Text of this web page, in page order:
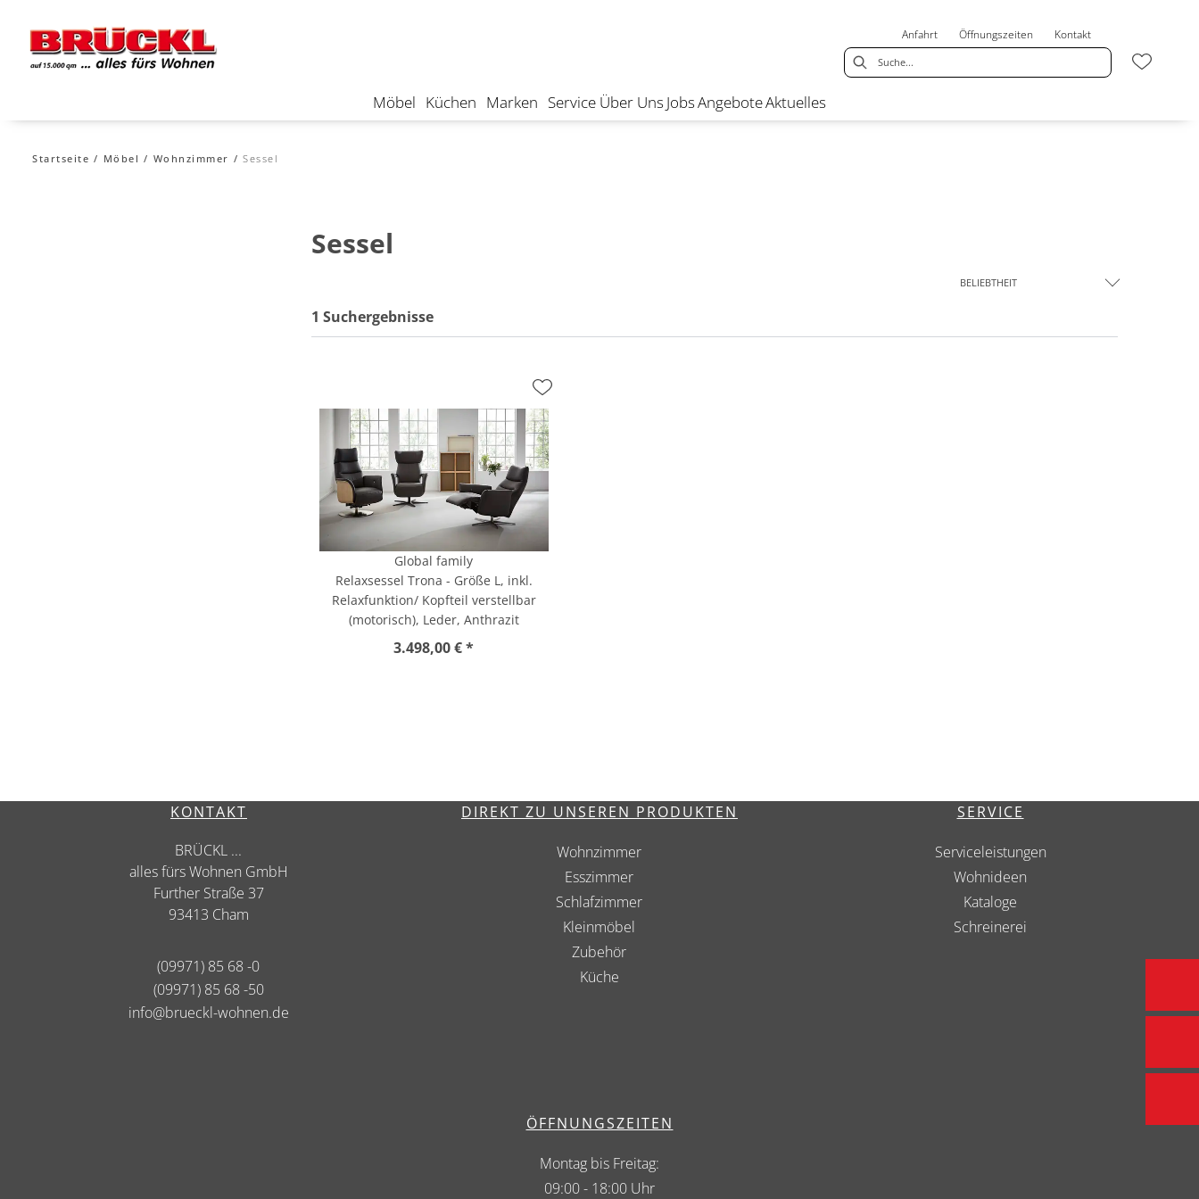
Anfahrt Öffnungszeiten Kontakt
Möbel Küchen Marken Service Über UnsJobsAngeboteAktuelles
Startseite Möbel Wohnzimmer Sessel
Sessel
BELIEBTHEIT
1 Suchergebnisse
Global family
Relaxsessel Trona - Größe L, inkl.
Relaxfunktion/ Kopfteil verstellbar
(motorisch), Leder, Anthrazit
3.498,00 € *
KONTAKT
BRÜCKL ...
alles fürs Wohnen GmbH
Further Straße 37
93413 Cham
(09971) 85 68 -0
(09971) 85 68 -50
info@brueckl-wohnen.de
DIREKT ZU UNSEREN PRODUKTEN
Wohnzimmer
Esszimmer
Schlafzimmer
Kleinmöbel
Zubehör
Küche
SERVICE
Serviceleistungen
Wohnideen
Kataloge
Schreinerei
ÖFFNUNGSZEITEN
Montag bis Freitag:
09:00 - 18:00 Uhr